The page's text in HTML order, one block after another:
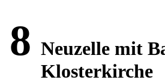
8 Neuzelle mit
Klosterkirche